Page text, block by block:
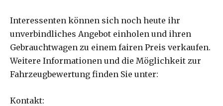
Interessenten können sich noch heute ihr
unverbindliches Angebot einholen und ihren
Gebrauchtwagen zu einem fairen Preis verkaufen.
Weitere Informationen und die Möglichkeit zur
Fahrzeugbewertung finden Sie unter:
Kontakt: